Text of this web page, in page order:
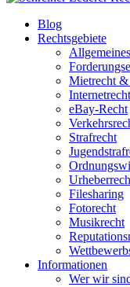
Blog
Rechtsgebiete
Mietrecht &
Internetrecht
eBay-Recht
Strafrecht
Filesharing
Fotorecht
Musikrecht
Informationen
Wer wir